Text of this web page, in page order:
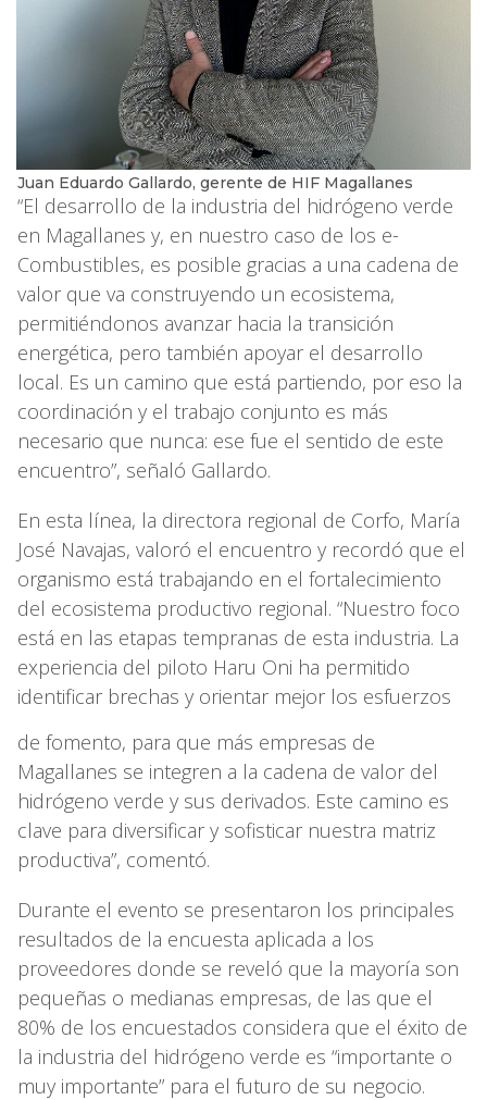
Juan Eduardo Gallardo, gerente de HIF Magallanes
“El desarrollo de la industria del hidrógeno verde
en Magallanes y, en nuestro caso de los e-
Combustibles, es posible gracias a una cadena de
valor que va construyendo un ecosistema,
permitiéndonos avanzar hacia la transición
energética, pero también apoyar el desarrollo
local. Es un camino que está partiendo, por eso la
coordinación y el trabajo conjunto es más
necesario que nunca: ese fue el sentido de este
encuentro”, señaló Gallardo.
En esta línea, la directora regional de Corfo, María
José Navajas, valoró el encuentro y recordó que el
organismo está trabajando en el fortalecimiento
del ecosistema productivo regional. “Nuestro foco
está en las etapas tempranas de esta industria. La
experiencia del piloto Haru Oni ha permitido
identificar brechas y orientar mejor los esfuerzos
de fomento, para que más empresas de
Magallanes se integren a la cadena de valor del
hidrógeno verde y sus derivados. Este camino es
clave para diversificar y sofisticar nuestra matriz
productiva”, comentó.
Durante el evento se presentaron los principales
resultados de la encuesta aplicada a los
proveedores donde se reveló que la mayoría son
pequeñas o medianas empresas, de las que el
80% de los encuestados considera que el éxito de
la industria del hidrógeno verde es “importante o
muy importante” para el futuro de su negocio.